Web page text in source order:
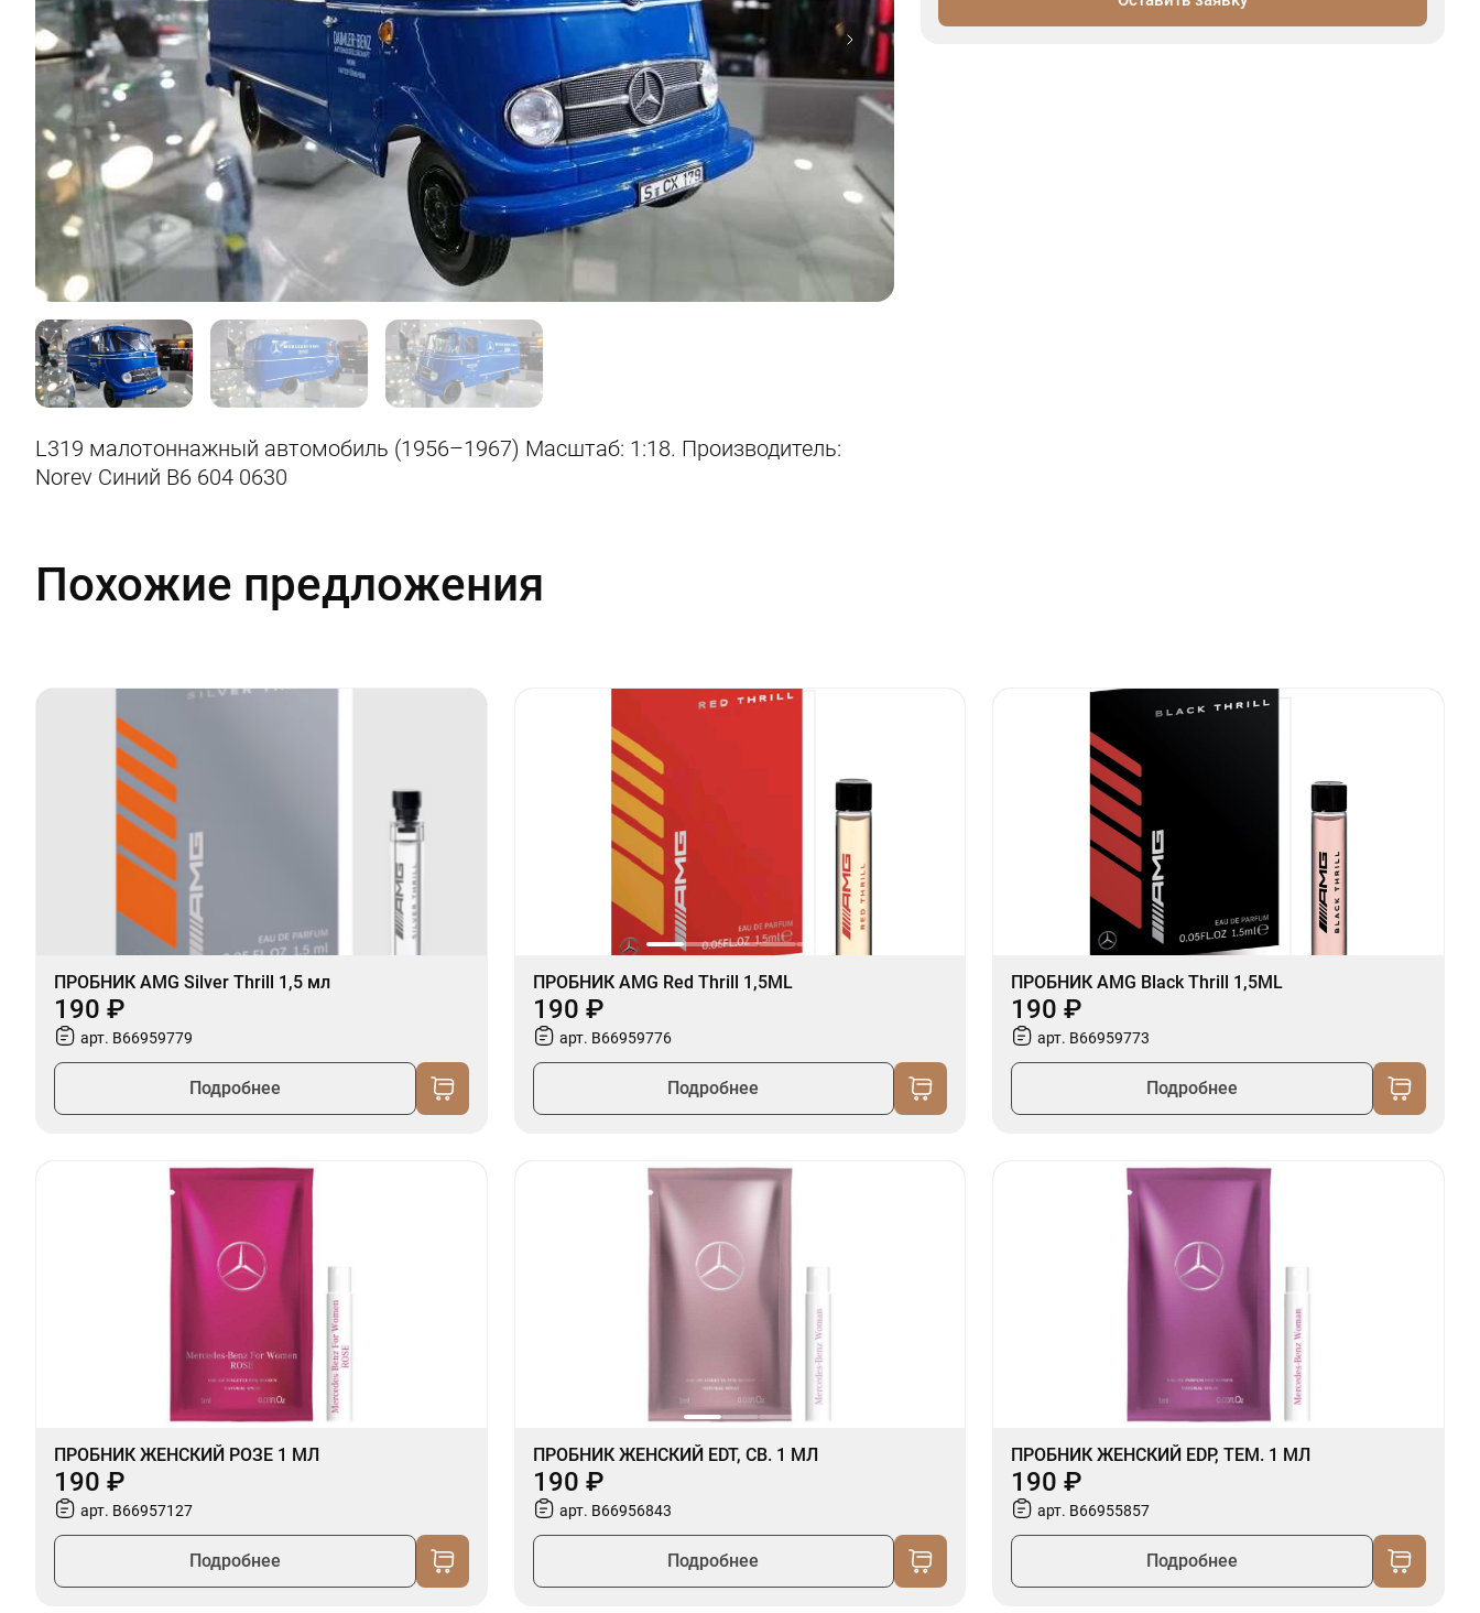
L319 малотоннажный автомобиль (1956–1967) Масштаб: 1:18. Производитель:
Norev Синий B6 604 0630
Похожие предложения
ПРОБНИК AMG Silver Thrill 1,5 мл
190 ₽
арт. B66959779
Подробнее
ПРОБНИК AMG Red Thrill 1,5ML
190 ₽
арт. B66959776
Подробнее
ПРОБНИК AMG Black Thrill 1,5ML
190 ₽
арт. B66959773
Подробнее
ПРОБНИК ЖЕНСКИЙ РОЗЕ 1 МЛ
190 ₽
арт. B66957127
Подробнее
ПРОБНИК ЖЕНСКИЙ EDT, СВ. 1 МЛ
190 ₽
арт. B66956843
Подробнее
ПРОБНИК ЖЕНСКИЙ EDP, ТЕМ. 1 МЛ
190 ₽
арт. B66955857
Подробнее